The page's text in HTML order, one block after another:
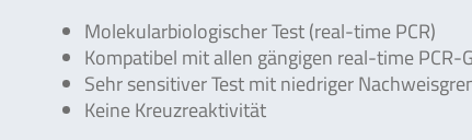
Molekularbiologischer Test (real-time PCR)
Kompatibel mit allen gängigen real-time PCR-
Sehr sensitiver Test mit niedriger
Keine Kreuzreaktivität